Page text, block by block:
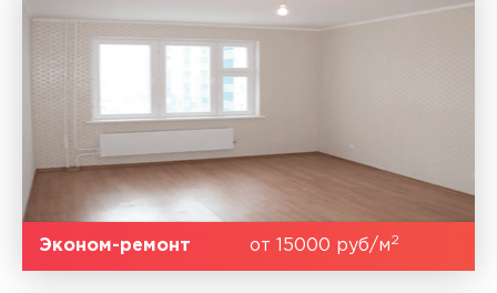
Эконом-ремонт от 15000 руб/м2